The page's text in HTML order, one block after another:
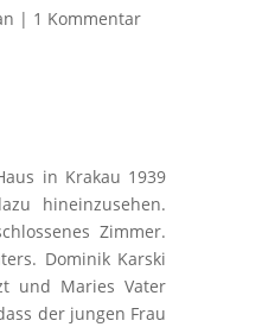
| 1 Kommentar
in Krakau 1939
hineinzusehen.
Zimmer.
Dominik Karski
und Maries Vater
der jungen Frau